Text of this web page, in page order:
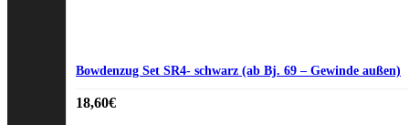
Bowdenzug Set SR4- schwarz (ab Bj. 69 – Gewinde außen)
18,60€